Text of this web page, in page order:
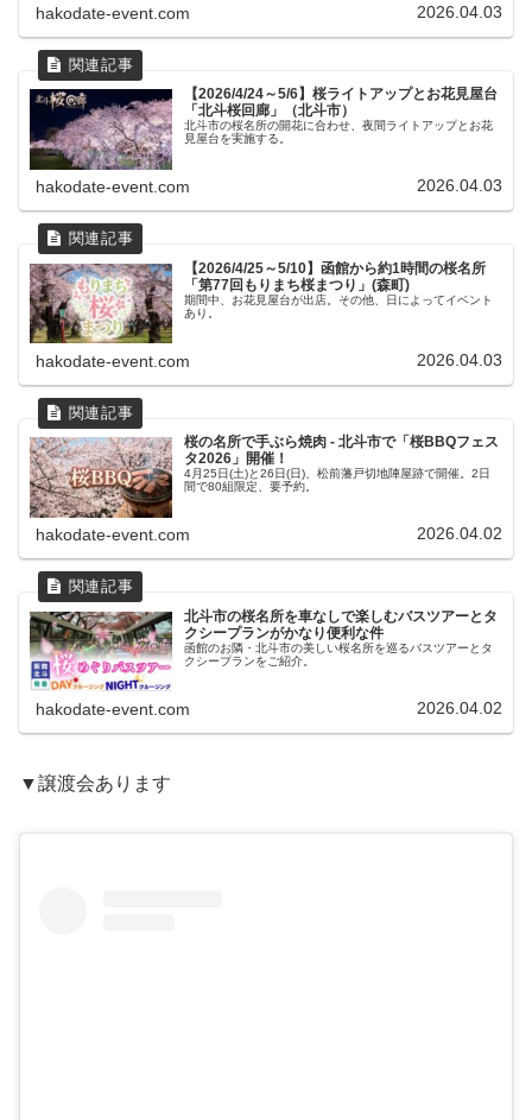
hakodate-event.com 2026.04.03
【2026/4/24～5/6】桜ライトアップとお花見屋台
「北斗桜回廊」（北斗市）
北斗市の桜名所の開花に合わせ、夜間ライトアップとお花
見屋台を実施する。
hakodate-event.com 2026.04.03
【2026/4/25～5/10】函館から約1時間の桜名所
「第77回もりまち桜まつり」(森町)
期間中、お花見屋台が出店。その他、日によってイベント
あり。
hakodate-event.com 2026.04.03
桜の名所で手ぶら焼肉 - 北斗市で「桜BBQフェス
タ2026」開催！
4月25日(土)と26日(日)、松前藩戸切地陣屋跡で開催。2日
間で80組限定、要予約。
hakodate-event.com 2026.04.02
北斗市の桜名所を車なしで楽しむバスツアーとタ
クシープランがかなり便利な件
函館のお隣・北斗市の美しい桜名所を巡るバスツアーとタ
クシープランをご紹介。
hakodate-event.com 2026.04.02
▼譲渡会あります